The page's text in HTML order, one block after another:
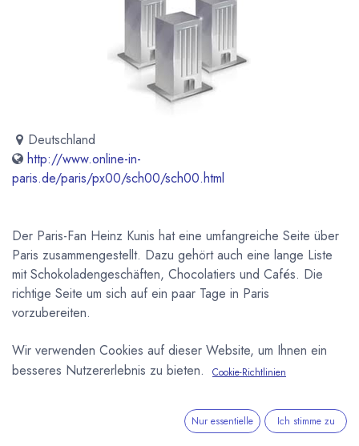
Deutschland
http://www.online-in-
paris.de/paris/px00/sch00/sch00.html
Der Paris-Fan Heinz Kunis hat eine umfangreiche Seite über
Paris zusammengestellt. Dazu gehört auch eine lange Liste
mit Schokoladengeschäften, Chocolatiers und Cafés. Die
richtige Seite um sich auf ein paar Tage in Paris
vorzubereiten.
Newsletter
Kostenlose News - 1 Mal pro Monat:
Abonnieren
Wir verwenden Cookies auf dieser Website, um Ihnen ein
besseres Nutzererlebnis zu bieten.
Cookie-Richtlinien
Nur essentielle Ich stimme zu